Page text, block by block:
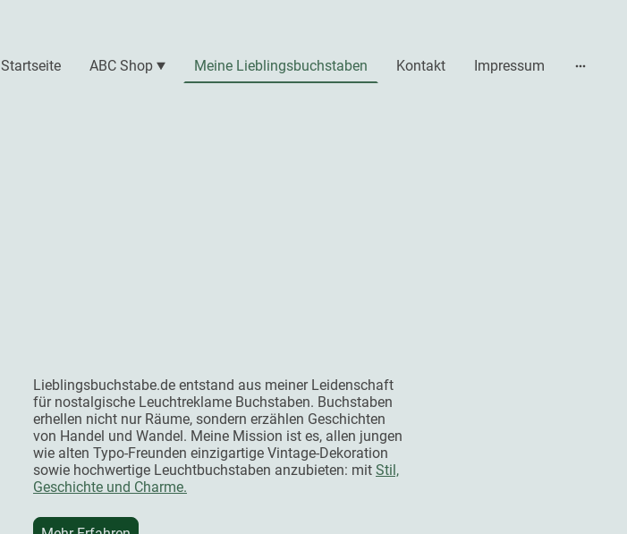
Startseite ABC Shop Meine Lieblingsbuchstaben Kontakt Impressum
Lieblingsbuchstabe.de entstand aus meiner Leidenschaft
für nostalgische Leuchtreklame Buchstaben. Buchstaben
erhellen nicht nur Räume, sondern erzählen Geschichten
von Handel und Wandel. Meine Mission ist es, allen jungen
wie alten Typo-Freunden einzigartige Vintage-Dekoration
sowie hochwertige Leuchtbuchstaben anzubieten: mit Stil,
Geschichte und Charme.